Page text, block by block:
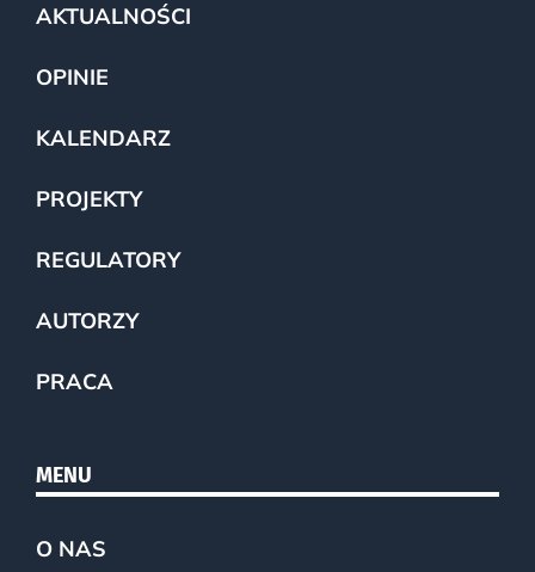
AKTUALNOŚCI
OPINIE
KALENDARZ
PROJEKTY
REGULATORY
AUTORZY
PRACA
MENU
O NAS